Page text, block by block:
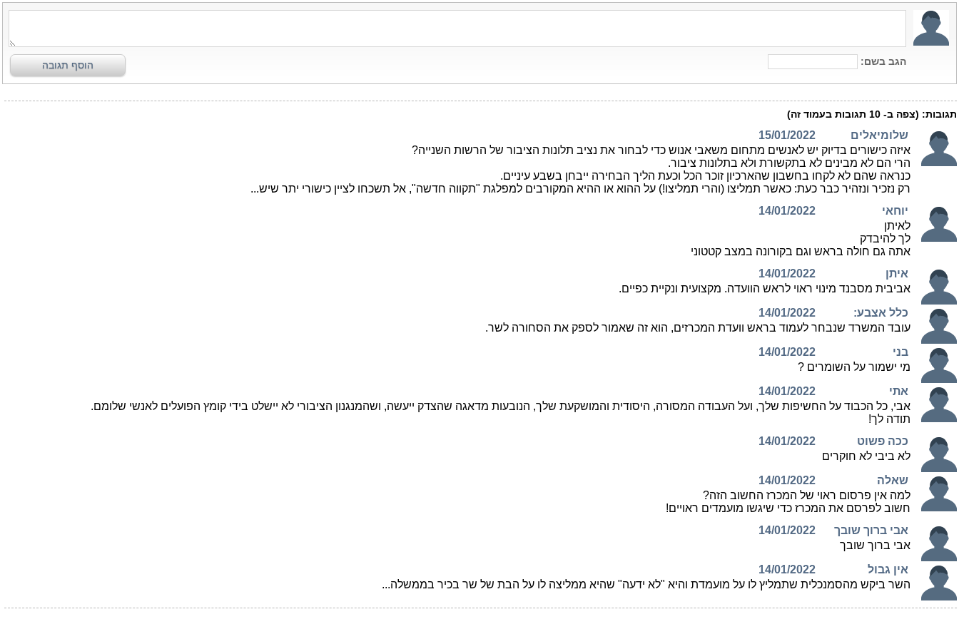
הגב בשם: הוסף תגובה
תגובות: (צפה ב- 10 תגובות בעמוד זה)
שלומיאלים
15/01/2022
איזה כישורים בדיוק יש לאנשים מתחום משאבי אנוש כדי לבחור את נציב תלונות הציבור של הרשות השנייה?
הרי הם לא מבינים לא בתקשורת ולא בתלונות ציבור.
כנראה שהם לא לקחו בחשבון שהארכיון זוכר הכל וכעת הליך הבחירה ייבחן בשבע עיניים.
רק נזכיר ונזהיר כבר כעת: כאשר תמליצו (והרי תמליצו!) על ההוא או ההיא המקורבים למפלגת "תקווה חדשה", אל תשכחו לציין כישורי יתר שיש...
יוחאי
14/01/2022
לאיתן
לך להיבדק
אתה גם חולה בראש וגם בקורונה במצב קטטוני
איתן
14/01/2022
אביבית מסבנד מינוי ראוי לראש הוועדה. מקצועית ונקיית כפיים.
כלל אצבע:
14/01/2022
עובד המשרד שנבחר לעמוד בראש וועדת המכרזים, הוא זה שאמור לספק את הסחורה לשר.
בני
14/01/2022
מי ישמור על השומרים ?
אתי
14/01/2022
אבי, כל הכבוד על החשיפות שלך, ועל העבודה המסורה, היסודית והמושקעת שלך, הנובעות מדאגה שהצדק ייעשה, ושהמנגנון הציבורי לא יישלט בידי קומץ הפועלים לאנשי שלומם.
תודה לך!
ככה פשוט
14/01/2022
לא ביבי לא חוקרים
שאלה
14/01/2022
למה אין פרסום ראוי של המכרז החשוב הזה?
חשוב לפרסם את המכרז כדי שיגשו מועמדים ראויים!
אבי ברוך שובך
14/01/2022
אבי ברוך שובך
אין גבול
14/01/2022
השר ביקש מהסמנכלית שתמליץ לו על מועמדת והיא "לא ידעה" שהיא ממליצה לו על הבת של שר בכיר בממשלה...